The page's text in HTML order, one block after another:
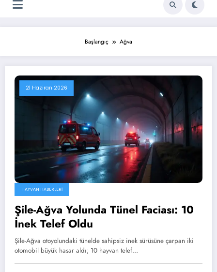
Başlangıç Ağva
21 Haziran 2026
HAYVAN HABERLERI
Şile-Ağva Yolunda Tünel Faciası: 10
İnek Telef Oldu
Şile-Ağva otoyolundaki tünelde sahipsiz inek sürüsüne çarpan iki
otomobil büyük hasar aldı; 10 hayvan telef…